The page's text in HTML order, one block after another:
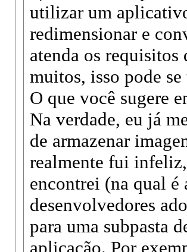
utilizar um
redimensionar e
atenda os requisitos
muitos, isso pode
O que você sugere
Na verdade, eu já
de armazenar
realmente fui
encontrei (na qual é
desenvolvedores
para uma subpasta
aplicação. Por